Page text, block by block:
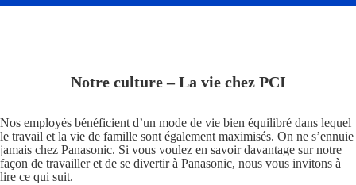
Notre culture – La vie chez PCI
Nos employés bénéficient d’un mode de vie bien équilibré dans lequel
le travail et la vie de famille sont également maximisés. On ne s’ennuie
jamais chez Panasonic. Si vous voulez en savoir davantage sur notre
façon de travailler et de se divertir à Panasonic, nous vous invitons à
lire ce qui suit.